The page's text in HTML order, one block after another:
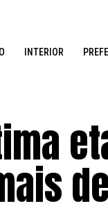
INTERIOR